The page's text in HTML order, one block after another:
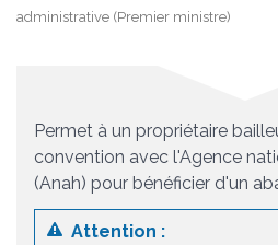
administrative (Premier ministre)
Permet à un propriétaire
convention avec l'Agence
(Anah) pour bénéficier d'un
Attention :